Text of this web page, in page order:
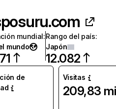
mundial:
mundo
Rango del país:
Japón
12.082
de
Visitas
209,83